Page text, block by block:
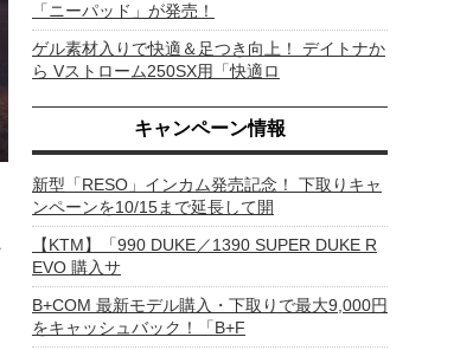
「ニーパッド」が発売！
ゲル素材入りで快適＆足つき向上！ デイトナか
ら Vストローム250SX用「快適ロ
キャンペーン情報
新型「RESO」インカム発売記念！ 下取りキャ
ンペーンを10/15まで延長して開
【KTM】「990 DUKE／1390 SUPER DUKE R
EVO 購入サ
B+COM 最新モデル購入・下取りで最大9,000円
をキャッシュバック！「B+F